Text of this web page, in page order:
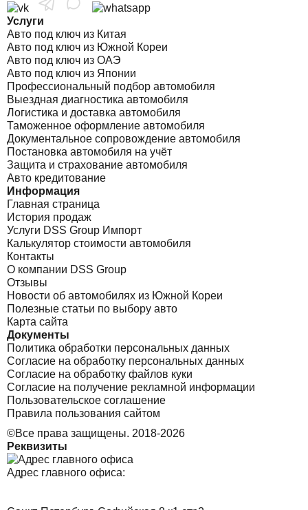
Услуги
Авто под ключ из Китая
Авто под ключ из Южной Кореи
Авто под ключ из ОАЭ
Авто под ключ из Японии
Профессиональный подбор автомобиля
Выездная диагностика автомобиля
Логистика и доставка автомобиля
Таможенное оформление автомобиля
Документальное сопровождение автомобиля
Постановка автомобиля на учёт
Защита и страхование автомобиля
Авто кредитование
Информация
Главная страница
История продаж
Услуги DSS Group Импорт
Калькулятор стоимости автомобиля
Контакты
О компании DSS Group
Отзывы
Новости об автомобилях из Южной Кореи
Полезные статьи по выбору авто
Карта сайта
Документы
Политика обработки персональных данных
Согласие на обработку персональных данных
Согласие на обработку файлов куки
Согласие на получение рекламной информации
Пользовательское соглашение
Правила пользования сайтом
©Все права защищены. 2018-2026
Реквизиты
Адрес главного офиса: